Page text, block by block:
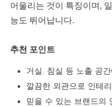
어울리는 것이 특징이며,
능도 뛰어납니다.
추천 포인트
거실, 침실 등 노출 공
깔끔한 외관으로 인테
믿을 수 있는 브랜드의